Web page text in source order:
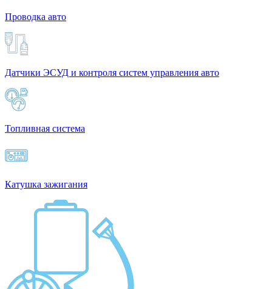
Проводка авто
Датчики ЭСУД и контроля систем управления авто
Топливная система
Катушка зажигания